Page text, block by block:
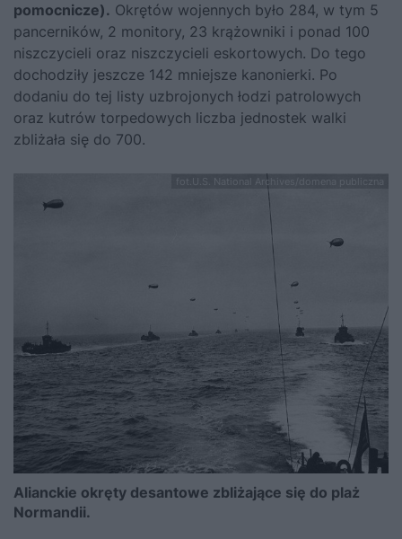
pomocnicze). Okrętów wojennych było 284, w tym 5
pancerników, 2 monitory, 23 krążowniki i ponad 100
niszczycieli oraz niszczycieli eskortowych. Do tego
dochodziły jeszcze 142 mniejsze kanonierki. Po
dodaniu do tej listy uzbrojonych łodzi patrolowych
oraz kutrów torpedowych liczba jednostek walki
zbliżała się do 700.
fot.U.S. National Archives/domena publiczna
Alianckie okręty desantowe zbliżające się do plaż
Normandii.